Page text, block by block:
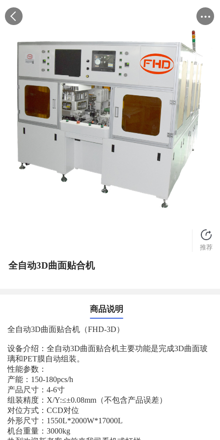
推荐
全自动3D曲面贴合机
商品说明
全自动3D曲面贴合机（FHD-3D）
设备介绍：全自动3D曲面贴合机主要功能是完成3D曲面玻
璃和PET膜自动组装。
性能参数：
产能：150-180pcs/h
产品尺寸：4-6寸
组装精度：X/Y:≤±0.08mm（不包含产品误差）
对位方式：CCD对位
外形尺寸：1550L*2000W*17000L
机台重量：3000kg